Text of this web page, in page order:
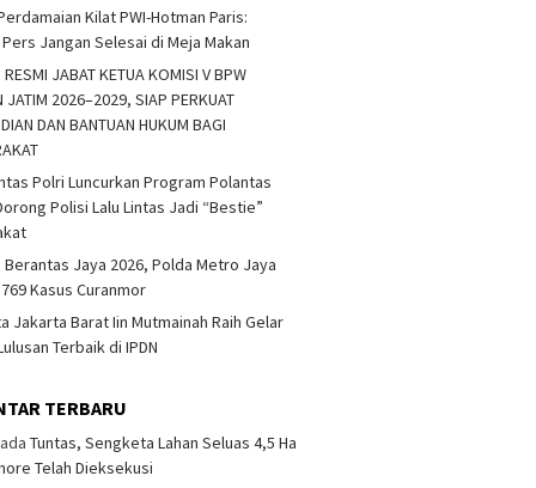
Kilat PWI-Hotman Paris:
Jangan Selesai di Meja Makan
RESMI JABAT KETUA KOMISI V BPW
JATIM 2026–2029, SIAP PERKUAT
DAN BANTUAN HUKUM BAGI
Polri Luncurkan Program Polantas
Polisi Lalu Lintas Jadi “Bestie”
Jaya 2026, Polda Metro Jaya
Kasus Curanmor
Jakarta Barat Iin Mutmainah Raih Gelar
Terbaik di IPDN
TERBARU
Tuntas, Sengketa Lahan Seluas 4,5 Ha
Telah Dieksekusi